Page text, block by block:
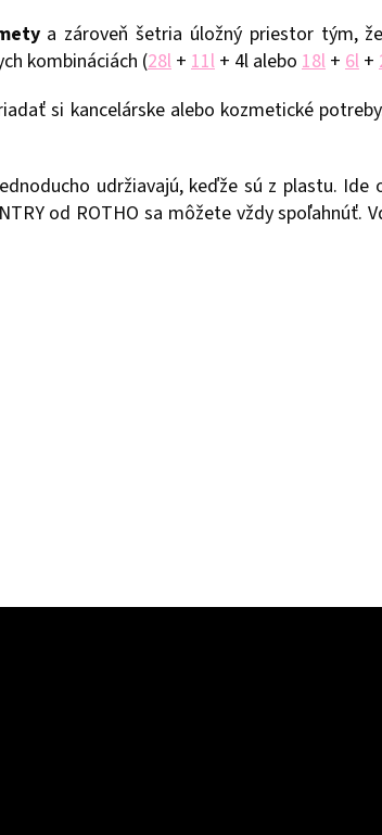
a zároveň šetria úložný priestor tým,
kombináciách (28l + 11l + 4l alebo 18l + 6l +
si kancelárske alebo kozmetické
udržiavajú, keďže sú z plastu. Ide
od ROTHO sa môžete vždy spoľahnúť.